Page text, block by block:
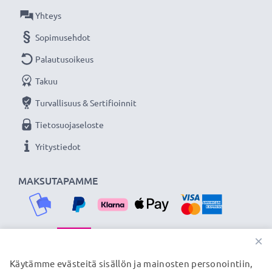
verkkokauppa, joka tarjoaa laadukkaita tuotteita, ja
siksi tarjoamme 36 kuukauden takuun!
MAKSUTAPAMME
Yhteys
Sopimusehdot
Palautusoikeus
Takuu
Turvallisuus & Sertifioinnit
Tietosuojaseloste
Yritystiedot
TOIMITUSKUMPPANIMME
×
Käytämme evästeitä sisällön ja mainosten personointiin,